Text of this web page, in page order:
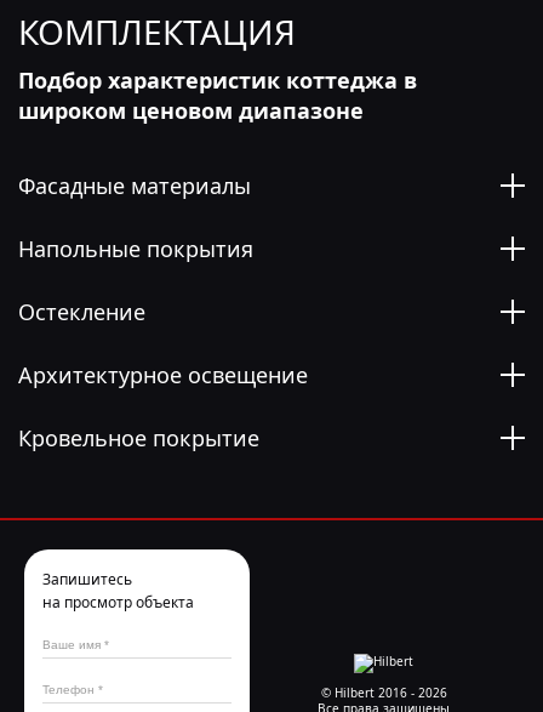
КОМПЛЕКТАЦИЯ
Подбор характеристик коттеджа в
широком ценовом диапазоне
Фасадные материалы
Напольные покрытия
Остекление
Архитектурное освещение
Кровельное покрытие
Запишитесь
на просмотр объекта
© Hilbert 2016 - 2026